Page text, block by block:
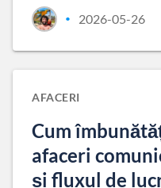
• 2026-05-26
AFACERI
Cum
afaceri
și fluxul de